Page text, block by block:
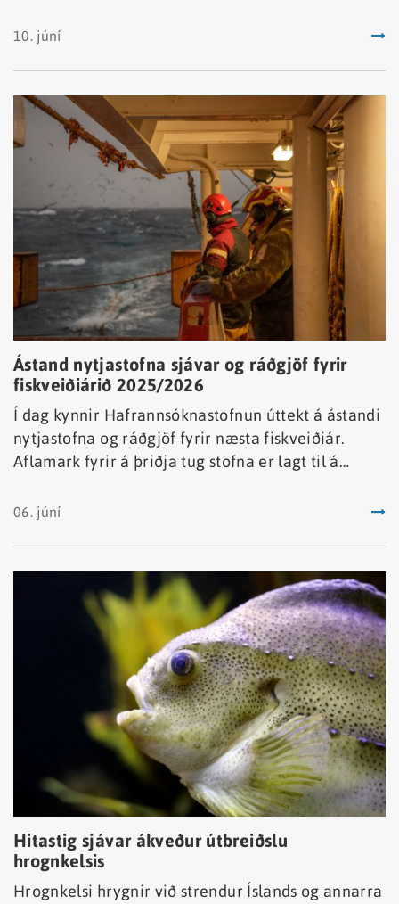
verndarsvæða og áhrif af botnvörpuveiðum.
10. júní
Ástand nytjastofna sjávar og ráðgjöf fyrir
fiskveiðiárið 2025/2026
Í dag kynnir Hafrannsóknastofnun úttekt á ástandi
nytjastofna og ráðgjöf fyrir næsta fiskveiðiár.
Aflamark fyrir á þriðja tug stofna er lagt til á
nýtingu. Ráðgjöfina í heild sinni má nálgast á vef
06. júní
Hitastig sjávar ákveður útbreiðslu
hrognkelsis
Hrognkelsi hrygnir við strendur Íslands og annarra